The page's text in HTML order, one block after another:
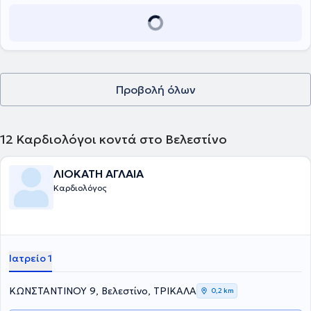
Προβολή όλων
12 Καρδιολόγοι κοντά στο Βελεστίνο
ΛΙΟΚΑΤΗ ΑΓΛΑΙΑ
Καρδιολόγος
Ιατρείο 1
ΚΩΝΣΤΑΝΤΙΝΟΥ 9, Βελεστίνο, ΤΡΙΚΑΛΑ 0,2 km